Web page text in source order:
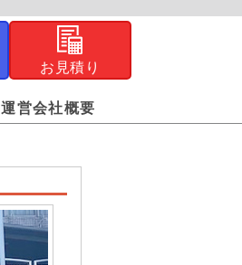
お見積り
運営会社概要